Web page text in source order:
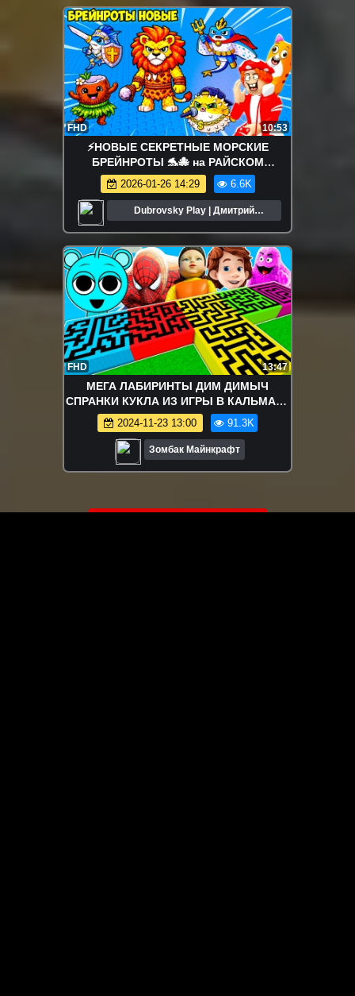
FHD 10:53
⚡️НОВЫЕ СЕКРЕТНЫЕ МОРСКИЕ
БРЕЙНРОТЫ 🐬🐙 на РАЙСКОМ
ОСТРОВЕ! FIND the BRAINROT - №13 в
ROBLOX
2026-01-26 14:29 6.6K
Dubrovsky Play | Дмитрий
FHD 13:47
МЕГА ЛАБИРИНТЫ ДИМ ДИМЫЧ
СПРАНКИ КУКЛА ИЗ ИГРЫ В КАЛЬМАРА
ЧЕЛОВЕК ПАУК ГРИМАС В МАЙНКРАФТ
2024-11-23 13:00 91.3K
Зомбак Майнкрафт